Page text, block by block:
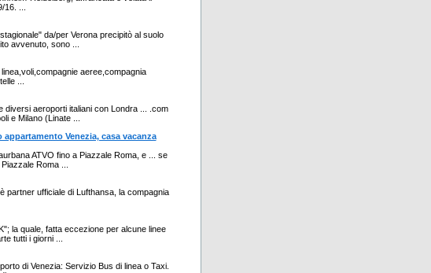
...
da/per Verona precipitò al suolo
avvenuto, sono ...
aeree,compagnia
...
diversi aeroporti italiani con Londra ... .com
e Milano (Linate ...
Venezia, casa vacanza
ATVO fino a Piazzale Roma, e ... se
Roma ...
partner ufficiale di Lufthansa, la compagnia
la quale, fatta eccezione per alcune linee
tutti i giorni ...
di Venezia: Servizio Bus di linea o Taxi.